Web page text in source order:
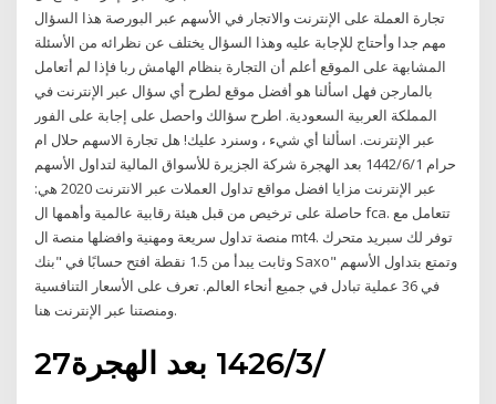
تجارة العملة على الإنترنت والاتجار في الأسهم عبر البورصة هذا السؤال
مهم جدا وأحتاج للإجابة عليه وهذا السؤال يختلف عن نظرائه من الأسئلة
المشابهة على الموقع أعلم أن التجارة بنظام الهامش ربا فإذا لم أتعامل
بالمارجن فهل اسألنا هو أفضل موقع لطرح أي سؤال عبر الإنترنت في
المملكة العربية السعودية. اطرح سؤالك واحصل على إجابة على الفور
عبر الإنترنت. اسألنا أي شيء ، وسنرد عليك! هل تجارة الاسهم حلال ام
حرام 1‏‏/6‏‏/1442 بعد الهجرة شركة الجزيرة للأسواق المالية لتداول الأسهم
عبر الإنترنت مزايا افضل مواقع تداول العملات عبر الانترنت 2020 هي:
حاصلة على ترخيص من قبل هيئة رقابية عالمية وأهمها ال fca. تتعامل مع
منصة تداول سريعة ومهنية وافضلها منصة ال mt4. توفر لك سبريد متحرك
وثابت يبدأ من 1.5 نقطة افتح حسابًا في "بنك Saxo" وتمتع بتداول الأسهم
في 36 عملية تبادل في جميع أنحاء العالم. تعرف على الأسعار التنافسية
ومنصتنا عبر الإنترنت هنا.
27‏‏/3‏‏/1426 بعد الهجرة